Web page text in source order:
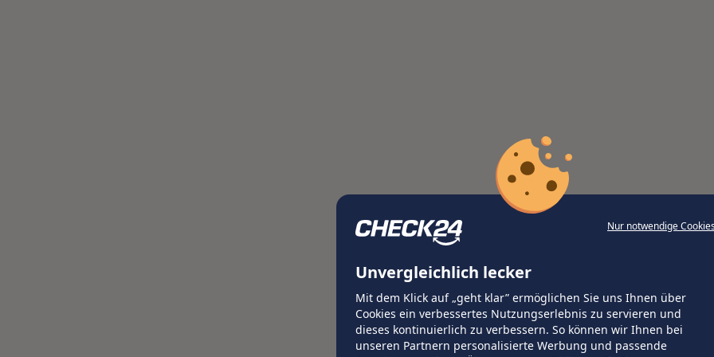
Nur notwendige
Unvergleichlich lecker
Mit dem Klick auf „geht klar” ermöglichen Sie uns Ihnen über
Cookies ein verbessertes Nutzungserlebnis zu servieren und
dieses kontinuierlich zu verbessern. So können wir Ihnen bei
unseren Partnern personalisierte Werbung und passende